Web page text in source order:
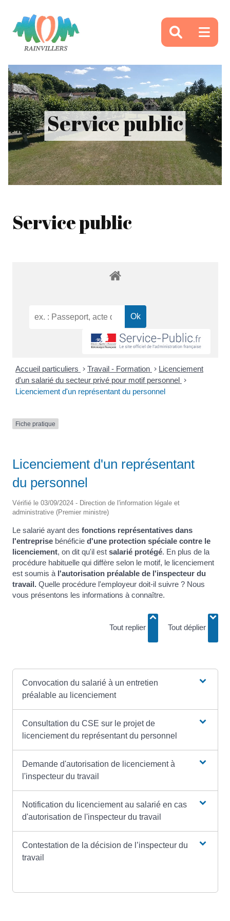
Service public
Service public
Accueil particuliers > Travail - Formation > Licenciement
d'un salarié du secteur privé pour motif personnel >
Licenciement d'un représentant du personnel
Fiche pratique
Licenciement d'un représentant
du personnel
Vérifié le 03/09/2024 - Direction de l'information légale et
administrative (Premier ministre)
Le salarié ayant des fonctions représentatives dans
l'entreprisebénéficie d'une protection spéciale contre le
licenciement, on dit qu'il est salarié protégé. En plus de la
procédure habituelle qui diffère selon le motif, le licenciement
est soumis à l'autorisation préalable de l'inspecteur du
travail. Quelle procédure l'employeur doit-il suivre ? Nous
vous présentons les informations à connaître.
Tout replier Tout déplier
Convocation du salarié à un entretien
préalable au licenciement
Consultation du CSE sur le projet de
licenciement du représentant du personnel
Demande d'autorisation de licenciement à
l'inspecteur du travail
Notification du licenciement au salarié en cas
d'autorisation de l'inspecteur du travail
Contestation de la décision de l’inspecteur du
travail